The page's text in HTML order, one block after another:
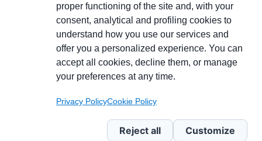
Partecipa alla discussione
Pagina Linkedin
Newsletter Linkedin
proper functioning of the site and, with your
consent, analytical and profiling cookies to
understand how you use our services and
offer you a personalized experience. You can
accept all cookies, decline them, or manage
your preferences at any time.
Privacy PolicyCookie Policy
Reject all
Customize